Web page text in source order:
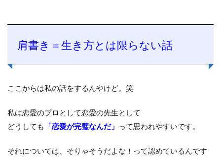
肩書き＝生き方とは限らない話
ここからは私の話をするんやけど。笑
私は恋愛のプロとして恋愛の先生として
どうしても
「恋愛が完璧なんだ」 って思われやすいです。
それについては、そりゃそうだよな！って認めているんです